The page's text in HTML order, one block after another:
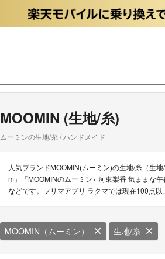
MOOMIN (生地/糸)
ムーミンの生地/糸 / ハンドメイド
人気ブランドMOOMIN(ムーミン)の生地/糸（
m」「MOOMINのムーミン× 河東梨香 気まま
などです。フリマアプリ ラクマでは現在100点以
MOOMIN（ムーミン） 生地/糸